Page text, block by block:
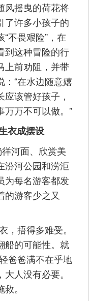
摇曳的荷花将
了许多小孩子的
不畏艰险”，在
到这种冒险的行
上前劝阻，并带
“在水边随意嬉
该管好孩子，
万不可以做。”
衣成摆设
河面、欣赏美
汾河公园和涝洰
为每名游客都发
的游客少之又
捂得多难受。
船的可能性。就
爸爸满不在乎地
人没有必要。
。